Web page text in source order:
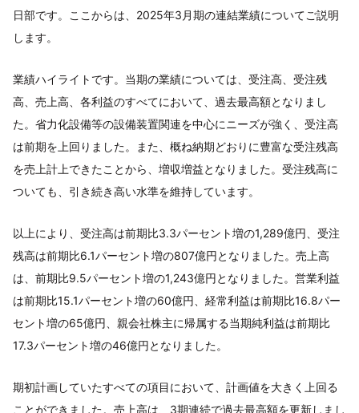
日部です。ここからは、2025年3月期の連結業績についてご説明
します。
業績ハイライトです。当期の業績については、受注高、受注残
高、売上高、各利益のすべてにおいて、過去最高額となりまし
た。省力化設備等の設備装置関連を中心にニーズが強く、受注高
は前期を上回りました。また、概ね納期どおりに豊富な受注残高
を売上計上できたことから、増収増益となりました。受注残高に
ついても、引き続き高い水準を維持しています。
以上により、受注高は前期比3.3パーセント増の1,289億円、受注
残高は前期比6.1パーセント増の807億円となりました。売上高
は、前期比9.5パーセント増の1,243億円となりました。営業利益
は前期比15.1パーセント増の60億円、経常利益は前期比16.8パー
セント増の65億円、親会社株主に帰属する当期純利益は前期比
17.3パーセント増の46億円となりました。
期初計画していたすべての項目において、計画値を大きく上回る
ことができました。売上高は、3期連続で過去最高額を更新しまし